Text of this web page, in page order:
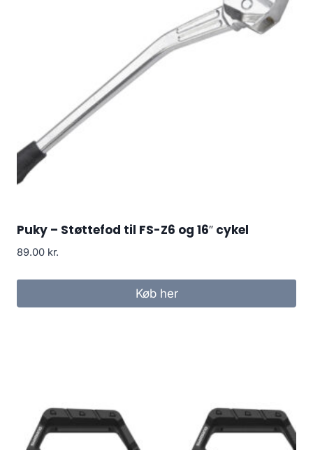
Puky – Støttefod til FS-Z6 og 16″ cykel
89.00 kr.
Køb her